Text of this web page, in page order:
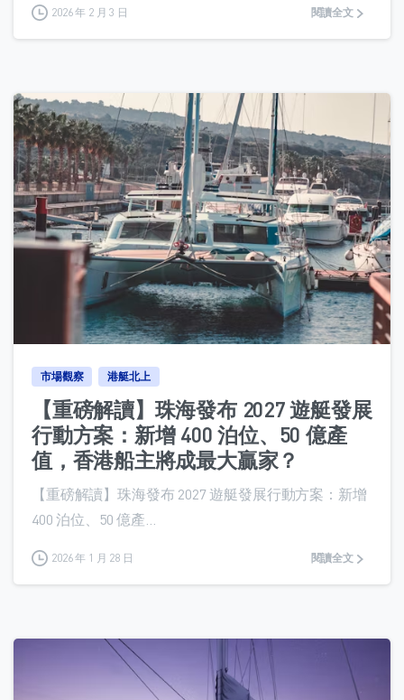
2026 年 2 月 3 日 閱讀全文
0
市場觀察 港艇北上
【重磅解讀】珠海發布 2027 遊艇發展
行動方案：新增 400 泊位、50 億產
值，香港船主將成最大贏家？
【重磅解讀】珠海發布 2027 遊艇發展行動方案：新增
400 泊位、50 億產...
2026 年 1 月 28 日 閱讀全文